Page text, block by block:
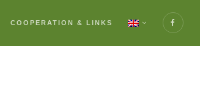
COOPERATION & LINKS